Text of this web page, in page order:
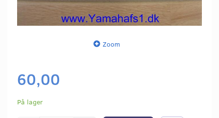
Zoom
60,00
På lager